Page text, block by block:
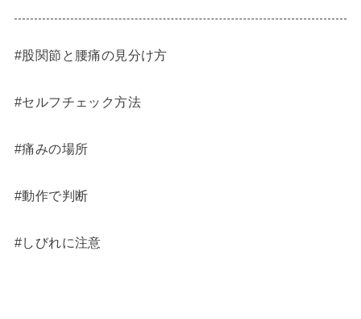
#股関節と腰痛の見分け方
#セルフチェック方法
#痛みの場所
#動作で判断
#しびれに注意